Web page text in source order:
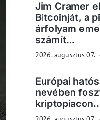
Jim Cramer
Bitcoinját, a
árfolyam
számít...
2026. augusztus 07.
Európai
nevében